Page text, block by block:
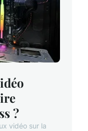
?
vidéo sur la